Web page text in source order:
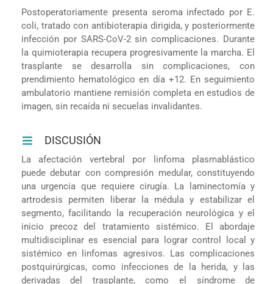
Postoperatoriamente presenta seroma infectado por E.
coli, tratado con antibioterapia dirigida, y posteriormente
infección por SARS-CoV-2 sin complicaciones. Durante
la quimioterapia recupera progresivamente la marcha. El
trasplante se desarrolla sin complicaciones, con
prendimiento hematológico en día +12. En seguimiento
ambulatorio mantiene remisión completa en estudios de
imagen, sin recaída ni secuelas invalidantes.
DISCUSIÓN
La afectación vertebral por linfoma plasmablástico
puede debutar con compresión medular, constituyendo
una urgencia que requiere cirugía. La laminectomía y
artrodesis permiten liberar la médula y estabilizar el
segmento, facilitando la recuperación neurológica y el
inicio precoz del tratamiento sistémico. El abordaje
multidisciplinar es esencial para lograr control local y
sistémico en linfomas agresivos. Las complicaciones
postquirúrgicas, como infecciones de la herida, y las
derivadas del trasplante, como el síndrome de